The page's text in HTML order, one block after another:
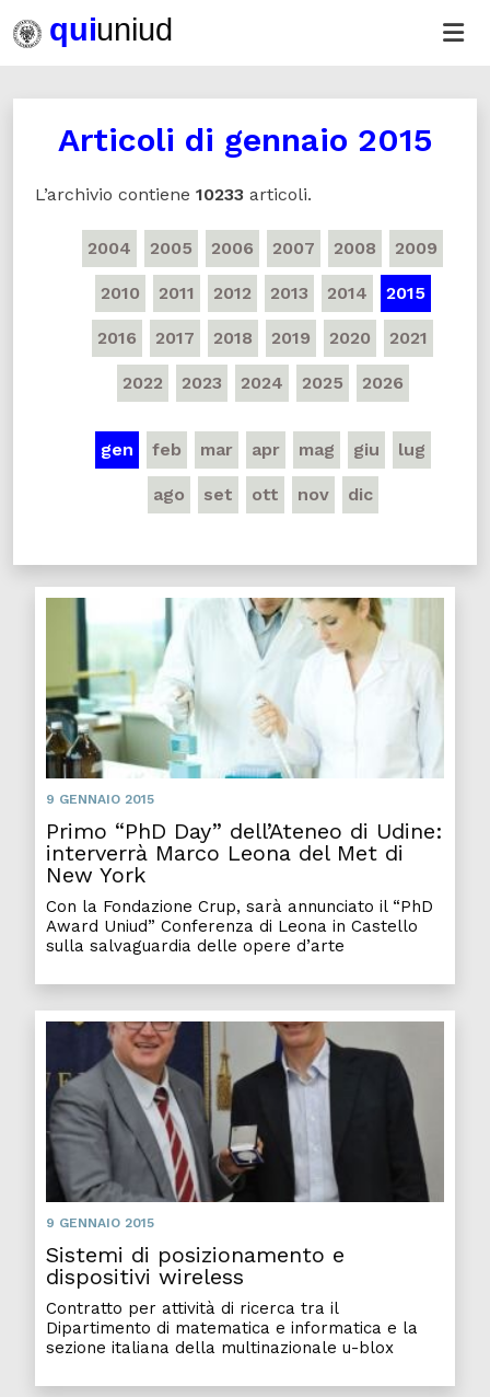
Articoli di gennaio 2015
L’archivio contiene 10233 articoli.
2004 2005 2006 2007 2008 2009
2010 2011 2012 2013 2014 2015
2016 2017 2018 2019 2020 2021
2022 2023 2024 2025 2026
gen feb mar apr mag giu lug
ago set ott nov dic
9 GENNAIO 2015
Primo “PhD Day” dell’Ateneo di Udine:
interverrà Marco Leona del Met di
New York
Con la Fondazione Crup, sarà annunciato il “PhD
Award Uniud” Conferenza di Leona in Castello
sulla salvaguardia delle opere d’arte
9 GENNAIO 2015
Sistemi di posizionamento e
dispositivi wireless
Contratto per attività di ricerca tra il
Dipartimento di matematica e informatica e la
sezione italiana della multinazionale u-blox